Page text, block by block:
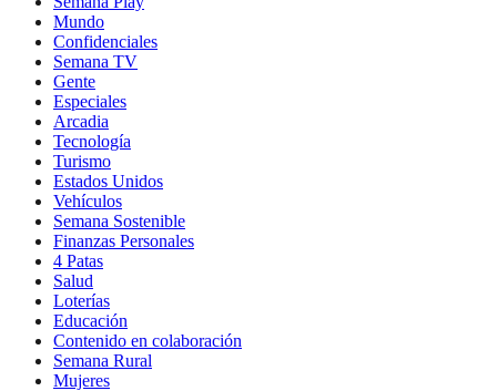
Mundo
Confidenciales
Semana TV
Gente
Especiales
Arcadia
Tecnología
Turismo
Estados Unidos
Vehículos
Semana Sostenible
Finanzas Personales
4 Patas
Salud
Loterías
Educación
Contenido en colaboración
Semana Rural
Mujeres